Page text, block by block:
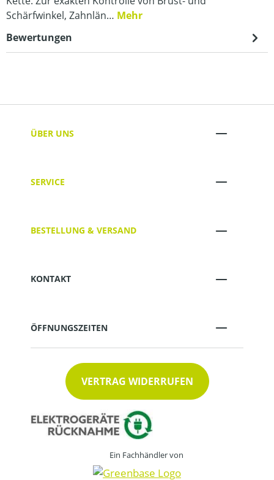
Schärfwinkel, Zahnlän… Mehr
Bewertungen
ÜBER UNS
SERVICE
BESTELLUNG & VERSAND
KONTAKT
ÖFFNUNGSZEITEN
VERTRAG WIDERRUFEN
Ein Fachhändler von